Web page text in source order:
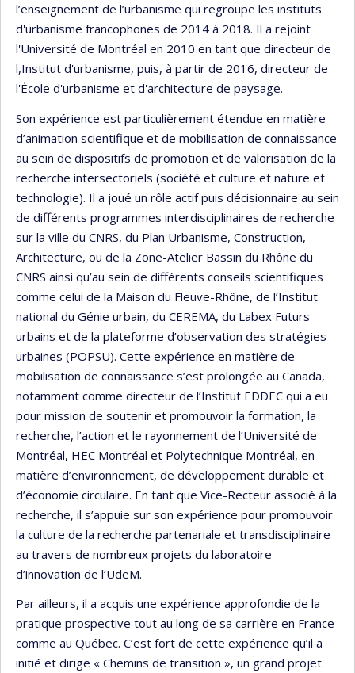
l’enseignement de l’urbanisme qui regroupe les instituts
d'urbanisme francophones de 2014 à 2018. Il a rejoint
l'Université de Montréal en 2010 en tant que directeur de
l,Institut d'urbanisme, puis, à partir de 2016, directeur de
l'École d'urbanisme et d'architecture de paysage.
Son expérience est particulièrement étendue en matière
d’animation scientifique et de mobilisation de connaissance
au sein de dispositifs de promotion et de valorisation de la
recherche intersectoriels (société et culture et nature et
technologie). Il a joué un rôle actif puis décisionnaire au sein
de différents programmes interdisciplinaires de recherche
sur la ville du CNRS, du Plan Urbanisme, Construction,
Architecture, ou de la Zone-Atelier Bassin du Rhône du
CNRS ainsi qu’au sein de différents conseils scientifiques
comme celui de la Maison du Fleuve-Rhône, de l’Institut
national du Génie urbain, du CEREMA, du Labex Futurs
urbains et de la plateforme d’observation des stratégies
urbaines (POPSU). Cette expérience en matière de
mobilisation de connaissance s’est prolongée au Canada,
notamment comme directeur de l’Institut EDDEC qui a eu
pour mission de soutenir et promouvoir la formation, la
recherche, l’action et le rayonnement de l’Université de
Montréal, HEC Montréal et Polytechnique Montréal, en
matière d’environnement, de développement durable et
d’économie circulaire. En tant que Vice-Recteur associé à la
recherche, il s’appuie sur son expérience pour promouvoir
la culture de la recherche partenariale et transdisciplinaire
au travers de nombreux projets du laboratoire
d’innovation de l’UdeM.
Par ailleurs, il a acquis une expérience approfondie de la
pratique prospective tout au long de sa carrière en France
comme au Québec. C’est fort de cette expérience qu’il a
initié et dirige « Chemins de transition », un grand projet